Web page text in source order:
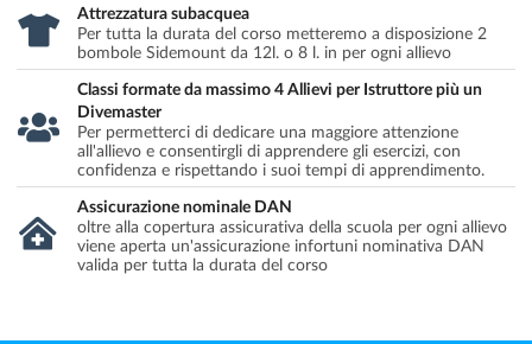
Attrezzatura subacquea
Per tutta la durata del corso metteremo a disposizione 2
bombole Sidemount da 12l. o 8 l. in per ogni allievo
Classi formate da massimo 4 Allievi per Istruttore più un
Divemaster
Per permetterci di dedicare una maggiore attenzione
all'allievo e consentirgli di apprendere gli esercizi, con
confidenza e rispettando i suoi tempi di apprendimento.
Assicurazione nominale DAN
oltre alla copertura assicurativa della scuola per ogni allievo
viene aperta un'assicurazione infortuni nominativa DAN
valida per tutta la durata del corso